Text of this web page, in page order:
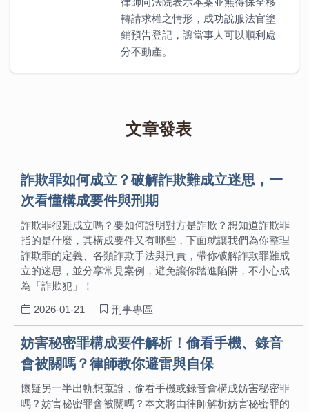
轉請求權之情形，成功說服法官塗
銷預告登記，讓當事人可以順利處
分不動產。
文章發表
詐欺罪如何成立？破解詐欺難成立迷思，一
次看懂構成要件與刑期
詐欺罪很難成立嗎？要如何證明對方是詐欺？想知道詐欺罪
指的是什麼，其構成要件又有哪些，下面就讓我們為你整理
詐欺罪的定義、各類詐欺手法與刑責，帶你破解詐欺罪難成
立的迷思，並分享常見案例，避免讓你踏進陷阱，不小心成
為「詐欺犯」！
2026-01-21
刑事專區
妨害秘密罪構成要件解析！偷看手機、錄音
會被關嗎？律師教你避雷與自保
懷疑另一半出軌想蒐證，偷看手機或錄音會構成妨害秘密罪
嗎？妨害秘密罪會被關嗎？本文將由律師解析妨害秘密罪的